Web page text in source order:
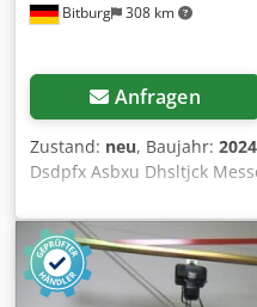
Bitburg 308 km
Anfragen
Zustand: neu, Baujahr: 2024
Dsdpfx Asbxu Dhsltjck
fast alle gaengigen Hacker
Zwischenverkauf